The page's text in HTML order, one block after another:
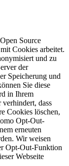
Source
Cookies arbeitet.
und zu
der
Speicherung und
Sie diese
in Ihrem
dass
Cookies löschen,
Opt-Out-
erneuten
Wir weisen
Opt-Out-Funktion
Webseite